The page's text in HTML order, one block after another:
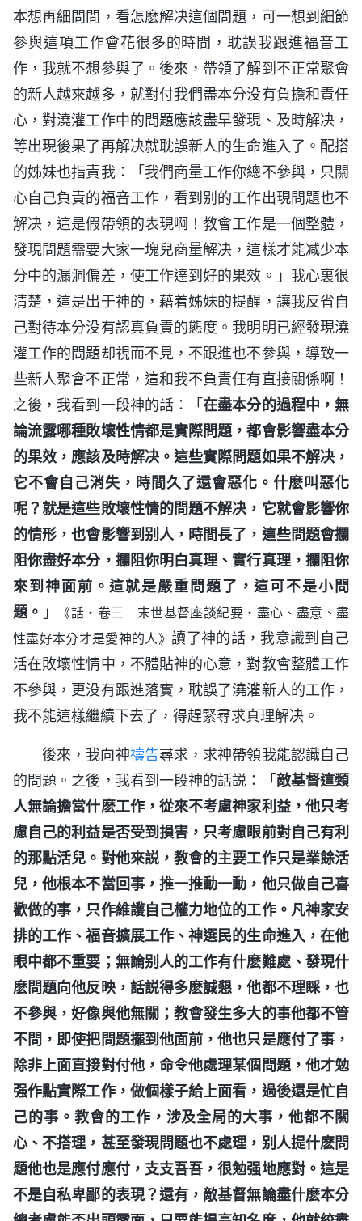
本想再細問問，看怎麽解决這個問題，可一想到細節
參與這項工作會花很多的時間，耽誤我跟進福音工
作，我就不想參與了。後來，帶領了解到不正常聚會
的新人越來越多，就對付我們盡本分没有負擔和責任
心，對澆灌工作中的問題應該盡早發現、及時解决，
等出現後果了再解决就耽誤新人的生命進入了。配搭
的姊妹也指責我：「我們商量工作你總不參與，只關
心自己負責的福音工作，看到别的工作出現問題也不
解决，這是假帶領的表現啊！教會工作是一個整體，
發現問題需要大家一塊兒商量解决，這樣才能减少本
分中的漏洞偏差，使工作達到好的果效。」我心裏很
清楚，這是出于神的，藉着姊妹的提醒，讓我反省自
己對待本分没有認真負責的態度。我明明已經發現澆
灌工作的問題却視而不見，不跟進也不參與，導致一
些新人聚會不正常，這和我不負責任有直接關係啊！
之後，我看到一段神的話：「在盡本分的過程中，無
論流露哪種敗壞性情都是實際問題，都會影響盡本分
的果效，應該及時解决。這些實際問題如果不解决，
它不會自己消失，時間久了還會惡化。什麽叫惡化
呢？就是這些敗壞性情的問題不解决，它就會影響你
的情形，也會影響到别人，時間長了，這些問題會攔
阻你盡好本分，攔阻你明白真理、實行真理，攔阻你
來到神面前。這就是嚴重問題了，這可不是小問
題。 」
《話・卷三 末世基督座談紀要・盡心、盡意、盡
性盡好本分才是愛神的人》讀了神的話，我意識到自己
活在敗壞性情中，不體貼神的心意，對教會整體工作
不參與，更没有跟進落實，耽誤了澆灌新人的工作，
我不能這樣繼續下去了，得趕緊尋求真理解决。
後來，我向神禱告尋求，求神帶領我能認識自己
的問題。之後，我看到一段神的話説：「敵基督這類
人無論擔當什麽工作，從來不考慮神家利益，他只考
慮自己的利益是否受到損害，只考慮眼前對自己有利
的那點活兒。對他來説，教會的主要工作只是業餘活
兒，他根本不當回事，推一推動一動，他只做自己喜
歡做的事，只作維護自己權力地位的工作。凡神家安
排的工作、福音擴展工作、神選民的生命進入，在他
眼中都不重要；無論别人的工作有什麽難處、發現什
麽問題向他反映，話説得多麽誠懇，他都不理睬，也
不參與，好像與他無關；教會發生多大的事他都不管
不問，即使把問題擺到他面前，他也只是應付了事，
除非上面直接對付他，命令他處理某個問題，他才勉
强作點實際工作，做個樣子給上面看，過後還是忙自
己的事。教會的工作，涉及全局的大事，他都不關
心、不搭理，甚至發現問題也不處理，别人提什麽問
題他也是應付應付，支支吾吾，很勉强地應對。這是
不是自私卑鄙的表現？還有，敵基督無論盡什麽本分